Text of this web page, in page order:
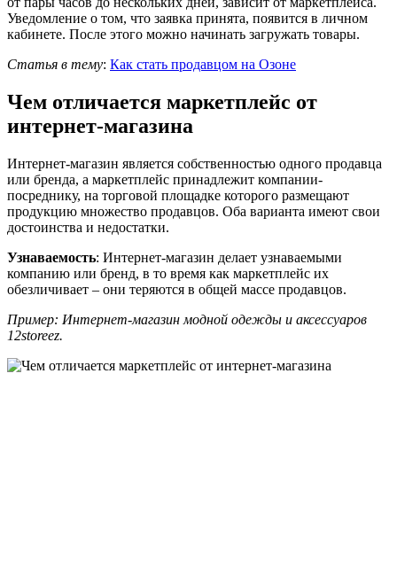
Уведомление о том, что заявка принята, появится в личном
кабинете. После этого можно начинать загружать товары.
Статья в тему: Как стать продавцом на Озоне
Чем отличается маркетплейс от
интернет-магазина
Интернет-магазин является собственностью одного продавца
или бренда, а маркетплейс принадлежит компании-
посреднику, на торговой площадке которого размещают
продукцию множество продавцов. Оба варианта имеют свои
достоинства и недостатки.
Узнаваемость: Интернет-магазин делает узнаваемыми
компанию или бренд, в то время как маркетплейс их
обезличивает – они теряются в общей массе продавцов.
Пример: Интернет-магазин модной одежды и аксессуаров
12storeez.